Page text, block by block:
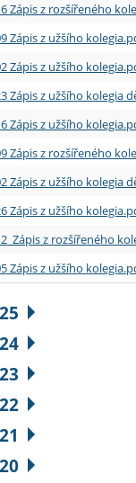
Zápis z rozšířeného
Zápis z užšího
Zápis z užšího
Zápis z užšího kolegia
Zápis z užšího
Zápis z rozšířeného
Zápis z užšího kolegia
Zápis z užšího
Zápis z rozšířeného
Zápis z užšího